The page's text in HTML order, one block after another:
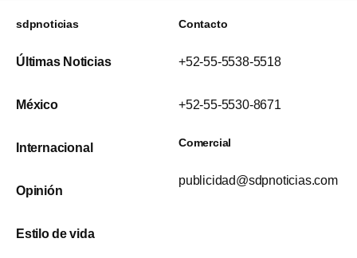
sdpnoticias
Últimas Noticias
México
Internacional
Opinión
Estilo de vida
Contacto
+52-55-5538-5518
+52-55-5530-8671
Comercial
publicidad@sdpnoticias.com